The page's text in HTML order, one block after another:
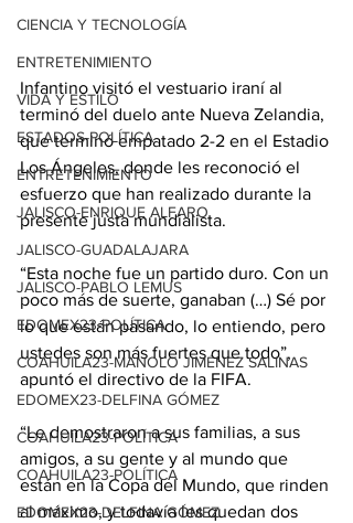
CIENCIA Y TECNOLOGÍA
ENTRETENIMIENTO
VIDA Y ESTILO
ESTADOS-POLÍTICA
ENTRETENIMIENTO
JALISCO-ENRIQUE ALFARO
JALISCO-GUADALAJARA
JALISCO-PABLO LEMUS
EDOMEX23-POLÍTICA
COAHUILA23-MANOLO JIMÉNEZ SALINAS
EDOMEX23-DELFINA GÓMEZ
COAHUILA23-POLÍTICA
COAHUILA23-POLÍTICA
EDOMEX23-DELFINA GÓMEZ
Infantino visitó el vestuario iraní al
terminó del duelo ante Nueva Zelandia,
que terminó empatado 2-2 en el Estadio
Los Ángeles, donde les reconoció el
esfuerzo que han realizado durante la
presente justa mundialista.
“Esta noche fue un partido duro. Con un
poco más de suerte, ganaban (…) Sé por
lo que están pasando, lo entiendo, pero
ustedes son más fuertes que todo”,
apuntó el directivo de la FIFA.
“Le demostraron a sus familias, a sus
amigos, a su gente y al mundo que
están en la Copa del Mundo, que rinden
al máximo, y todavía les quedan dos